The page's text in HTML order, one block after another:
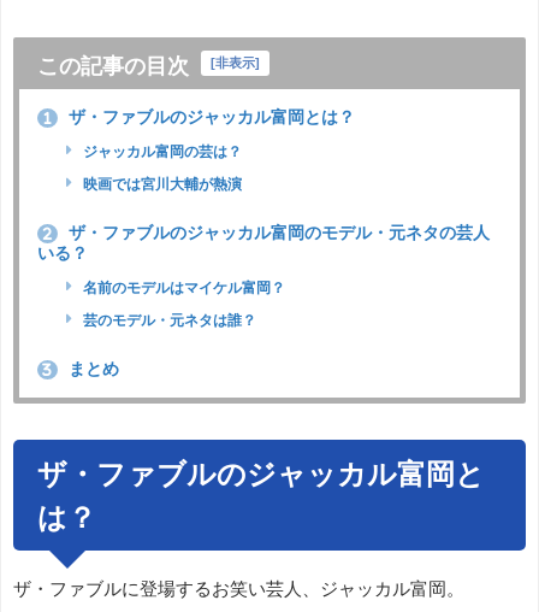
この記事の目次 非表示
1 ザ・ファブルのジャッカル富岡とは？
ジャッカル富岡の芸は？
映画では宮川大輔が熱演
2
ザ・ファブルのジャッカル富岡のモデル・元ネタの芸人
いる？
名前のモデルはマイケル富岡？
芸のモデル・元ネタは誰？
3 まとめ
ザ・ファブルのジャッカル富岡と
は？
ザ・ファブルに登場するお笑い芸人、ジャッカル富岡。